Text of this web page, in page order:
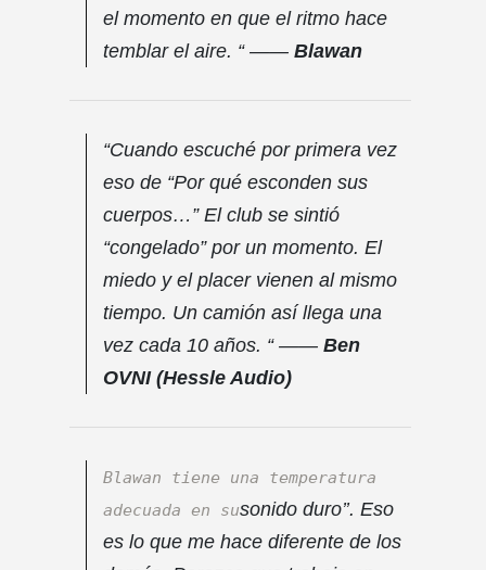
el momento en que el ritmo hace
temblar el aire. “ —— Blawan
“Cuando escuché por primera vez
eso de “Por qué esconden sus
cuerpos…” El club se sintió
“congelado” por un momento. El
miedo y el placer vienen al mismo
tiempo. Un camión así llega una
vez cada 10 años. “ —— Ben
OVNI (Hessle Audio)
Blawan tiene una temperatura
adecuada en susonido duro’’. Eso
es lo que me hace diferente de los